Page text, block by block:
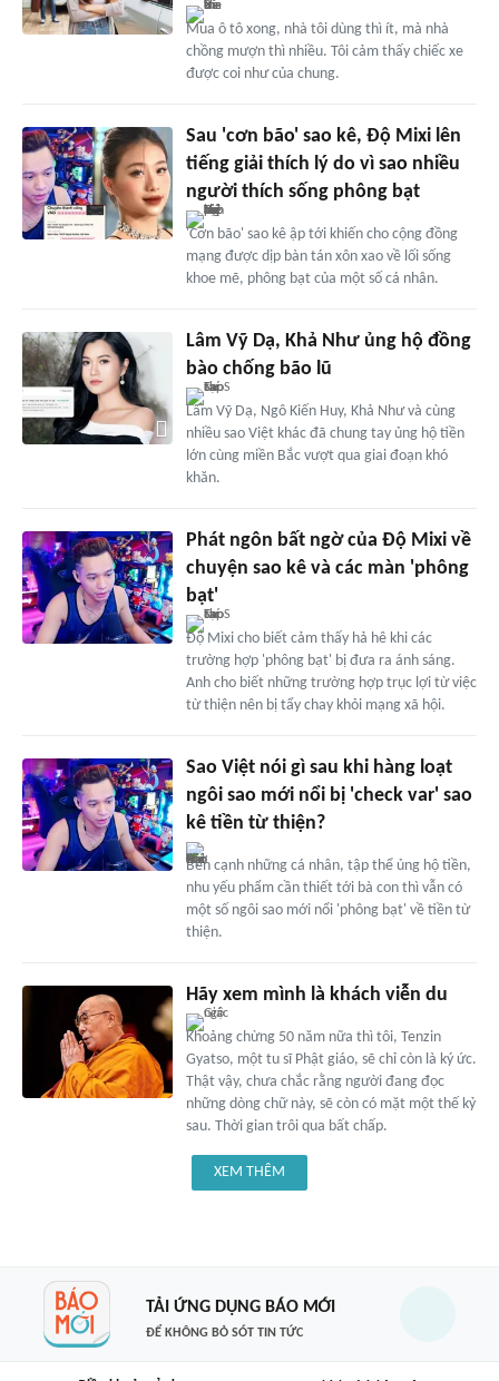
Mua ô tô xong, nhà tôi dùng thì ít, mà nhà
chồng mượn thì nhiều. Tôi cảm thấy chiếc xe
được coi như của chung.
Sau 'cơn bão' sao kê, Độ Mixi lên
tiếng giải thích lý do vì sao nhiều
người thích sống phông bạt
'Cơn bão' sao kê ập tới khiến cho cộng đồng
mạng được dịp bàn tán xôn xao về lối sống
khoe mẽ, phông bạt của một số cá nhân.
Lâm Vỹ Dạ, Khả Như ủng hộ đồng
bào chống bão lũ
Lâm Vỹ Dạ, Ngô Kiến Huy, Khả Như và cùng
nhiều sao Việt khác đã chung tay ủng hộ tiền
lớn cùng miền Bắc vượt qua giai đoạn khó
khăn.
Phát ngôn bất ngờ của Độ Mixi về
chuyện sao kê và các màn 'phông
bạt'
Độ Mixi cho biết cảm thấy hả hê khi các
trường hợp 'phông bạt' bị đưa ra ánh sáng.
Anh cho biết những trường hợp trục lợi từ việc
từ thiện nên bị tẩy chay khỏi mạng xã hội.
Sao Việt nói gì sau khi hàng loạt
ngôi sao mới nổi bị 'check var' sao
kê tiền từ thiện?
Bên cạnh những cá nhân, tập thể ủng hộ tiền,
nhu yếu phẩm cần thiết tới bà con thì vẫn có
một số ngôi sao mới nổi 'phông bạt' về tiền từ
thiện.
Hãy xem mình là khách viễn du
Khoảng chừng 50 năm nữa thì tôi, Tenzin
Gyatso, một tu sĩ Phật giáo, sẽ chỉ còn là ký ức.
Thật vậy, chưa chắc rằng người đang đọc
những dòng chữ này, sẽ còn có mặt một thế kỷ
sau. Thời gian trôi qua bất chấp.
XEM THÊM
TẢI ỨNG DỤNG BÁO MỚI
ĐỂ KHÔNG BỎ SÓT TIN TỨC